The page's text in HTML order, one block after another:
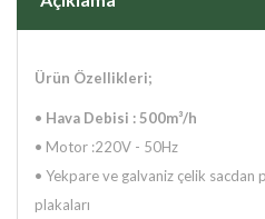
Ürün Özellikleri;
• Hava Debisi : 500m³/h
• Motor :220V - 50Hz
• Yekpare ve galvaniz çelik
plakaları